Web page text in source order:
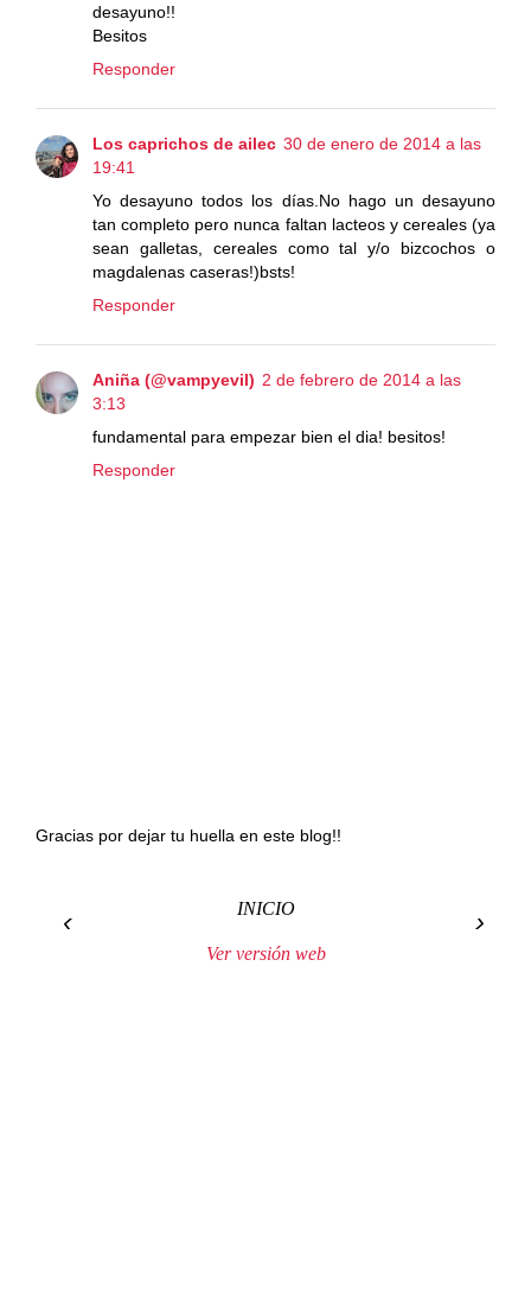
desayuno!!
Besitos
Responder
Los caprichos de ailec 30 de enero de 2014 a las
19:41
Yo desayuno todos los días.No hago un desayuno
tan completo pero nunca faltan lacteos y cereales (ya
sean galletas, cereales como tal y/o bizcochos o
magdalenas caseras!)bsts!
Responder
Aniña (@vampyevil) 2 de febrero de 2014 a las
3:13
fundamental para empezar bien el dia! besitos!
Responder
Gracias por dejar tu huella en este blog!!
‹ ›
INICIO
Ver versión web